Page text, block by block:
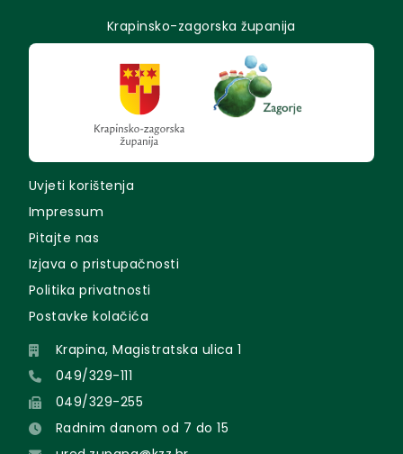
Krapinsko-zagorska županija
Uvjeti korištenja
Impressum
Pitajte nas
Izjava o pristupačnosti
Politika privatnosti
Postavke kolačića
Krapina, Magistratska ulica 1
049/329-111
049/329-255
Radnim danom od 7 do 15